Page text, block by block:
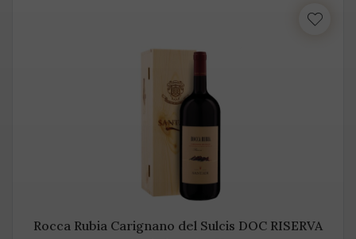
Rocca Rubia Carignano del Sulcis DOC RISERVA